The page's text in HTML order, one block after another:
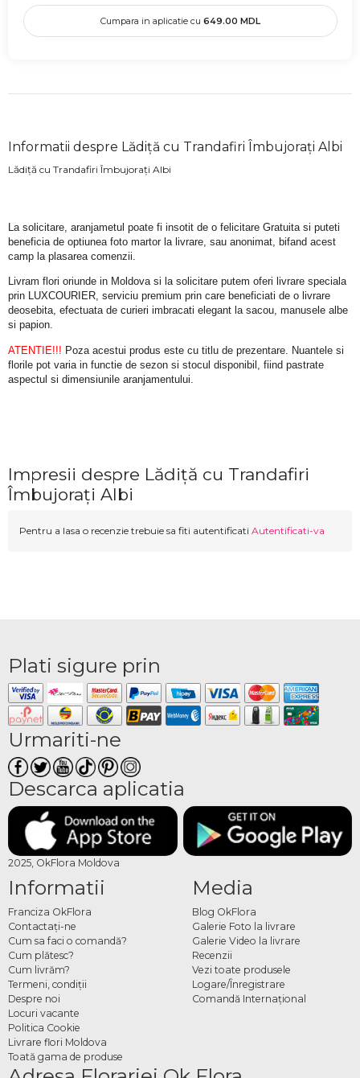
Cumpara in aplicatie cu 649.00 MDL
Informatii despre Lădiță cu Trandafiri Îmbujorați Albi
Lădiță cu Trandafiri Îmbujorați Albi
La solicitare, aranjametul poate fi insotit de o felicitare Gratuita si puteti
beneficia de optiunea foto martor la livrare, sau anonimat, bifand acest
camp la plasarea comenzii.
Livram flori oriunde in Moldova si la solicitare putem oferi livrare speciala
prin LUXCOURIER, serviciu premium prin care beneficiati de o livrare
deosebita, efectuata de curieri imbracati elegant la sacou, manusele albe
si papion.
ATENTIE!!! Poza acestui produs este cu titlu de prezentare. Nuantele si
florile pot varia in functie de sezon si stocul disponibil, fiind pastrate
aspectul si dimensiunile aranjamentului.
Impresii despre Lădiță cu Trandafiri
Îmbujorați Albi
Pentru a lasa o recenzie trebuie sa fiti autentificati Autentificati-va
Plati sigure prin
Urmariti-ne
Descarca aplicatia
2025, OkFlora Moldova
Informatii
Franciza OkFlora
Contactaţi-ne
Cum sa faci o comandă?
Cum plătesc?
Cum livrăm?
Termeni, condiţii
Despre noi
Locuri vacante
Politica Cookie
Livrare flori Moldova
Toată gama de produse
Media
Blog OkFlora
Galerie Foto la livrare
Galerie Video la livrare
Recenzii
Vezi toate produsele
Logare/Înregistrare
Comandă Internațional